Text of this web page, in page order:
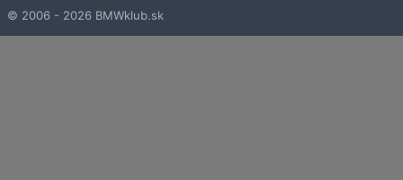
© 2006 - 2026 BMWklub.sk